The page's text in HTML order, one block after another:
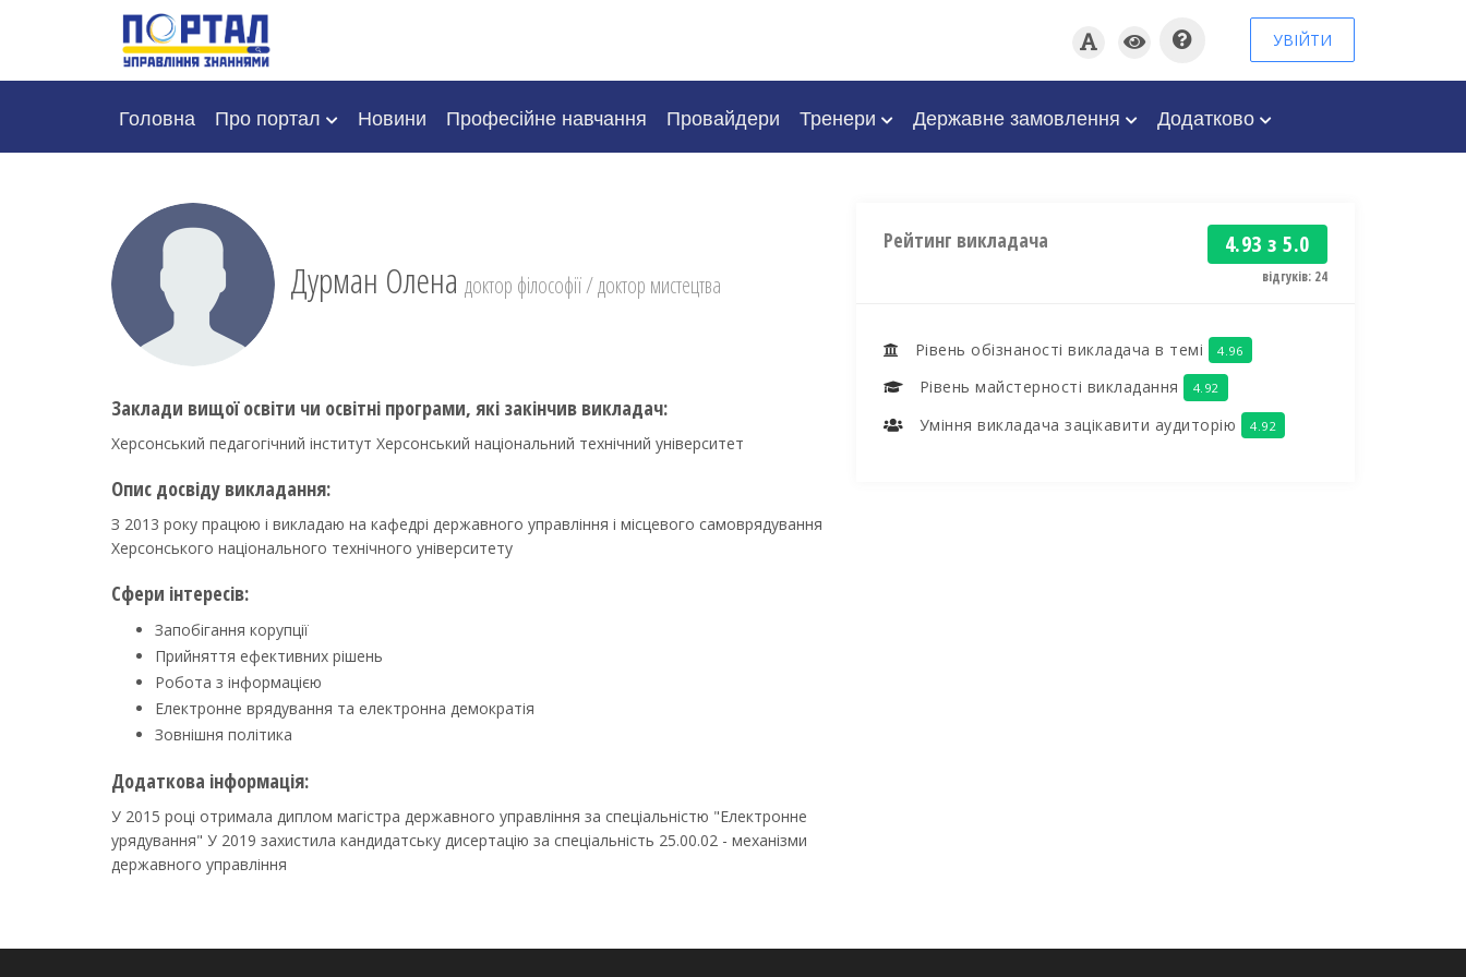
УВІЙТИ
Головна Про портал Новини Професійне навчання Провайдери Тренери Державне замовлення Додатково
Дурман Олена доктор філософії / доктор мистецтва
Заклади вищої освіти чи освітні програми, які закінчив викладач:
Херсонський педагогічний інститут Херсонський національний технічний університет
Опис досвіду викладання:
З 2013 року працюю і викладаю на кафедрі державного управління і місцевого самоврядування
Херсонського національного технічного університету
Сфери інтересів:
Запобігання корупції
Прийняття ефективних рішень
Робота з інформацією
Електронне врядування та електронна демократія
Зовнішня політика
Додаткова інформація:
У 2015 році отримала диплом магістра державного управління за спеціальністю "Електронне
урядування" У 2019 захистила кандидатську дисертацію за спеціальність 25.00.02 - механізми
державного управління
4.93 з 5.0
відгуків: 24
Рейтинг викладача
Рівень обізнаності викладача в темі 4.96
Рівень майстерності викладання 4.92
Уміння викладача зацікавити аудиторію 4.92